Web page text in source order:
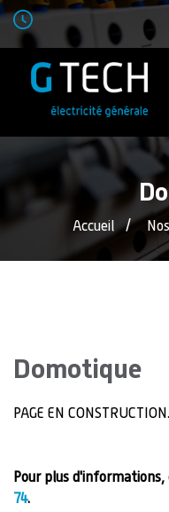
Accueil
​​​​​​​Domotique
PAGE EN
Pour plus
74.